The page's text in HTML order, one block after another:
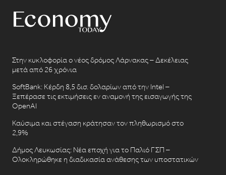
Στην κυκλοφορία ο νέος δρόμος Λάρνακας – Δεκέλειας
μετά από 26 χρόνια
SoftBank: Κέρδη 8,5 δισ. δολαρίων από την Intel –
Ξεπέρασε τις εκτιμήσεις εν αναμονή της εισαγωγής της
OpenAI
Καύσιμα και στέγαση κράτησαν τον πληθωρισμό στο
2,9%
Δήμος Λευκωσίας: Νέα εποχή για το Παλιό ΓΣΠ –
Ολοκληρώθηκε η διαδικασία ανάθεσης των υποστατικών